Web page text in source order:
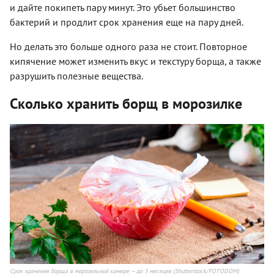
и дайте покипеть пару минут. Это убьет большинство
бактерий и продлит срок хранения еще на пару дней.
Но делать это больше одного раза не стоит. Повторное
кипячение может изменить вкус и текстуру борща, а также
разрушить полезные вещества.
Сколько хранить борщ в морозилке
Срок хранения борща в морозильной камере — до 3 месяцев (Shutterstock/FOTODOM)